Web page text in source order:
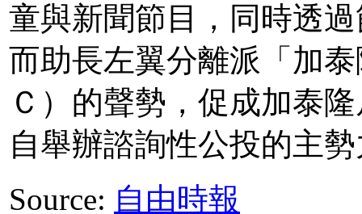
童與新聞節目，同時透
而助長左翼分離派「加
Ｃ）的聲勢，促成加泰
自舉辦諮詢性公投的主
Source: 自由時報